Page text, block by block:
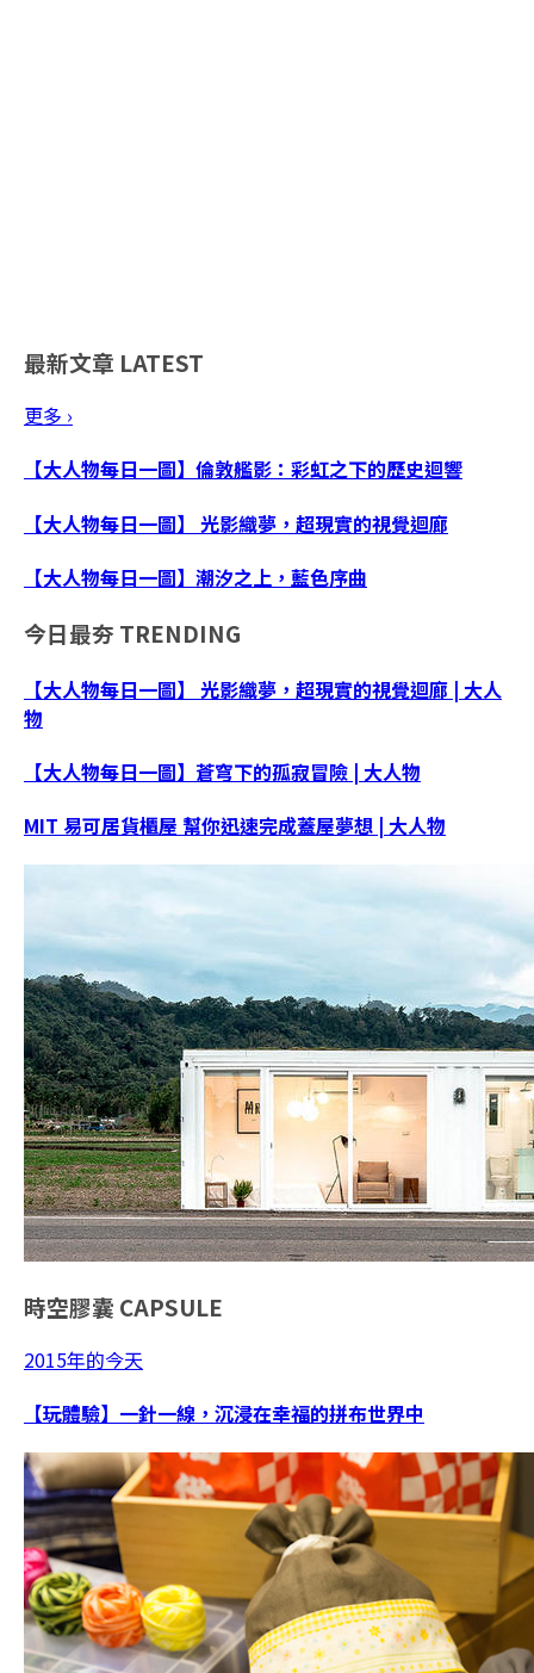
最新文章 LATEST
更多 ›
【大人物每日一圖】倫敦艦影：彩虹之下的歷史迴響
【大人物每日一圖】 光影織夢，超現實的視覺迴廊
【大人物每日一圖】潮汐之上，藍色序曲
今日最夯 TRENDING
【大人物每日一圖】 光影織夢，超現實的視覺迴廊 | 大人
物
【大人物每日一圖】蒼穹下的孤寂冒險 | 大人物
MIT 易可居貨櫃屋 幫你迅速完成蓋屋夢想 | 大人物
時空膠囊 CAPSULE
2015年的今天
【玩體驗】一針一線，沉浸在幸福的拼布世界中